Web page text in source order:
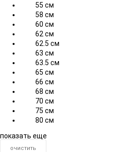
55 см
58 см
60 см
62 см
62.5 см
63 см
63.5 см
65 см
66 см
68 см
70 см
75 см
80 см
показать еще
очистить